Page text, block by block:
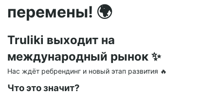
перемены! 🌍
Truliki выходит на
международный рынок ✨
Нас ждёт ребрендинг и новый этап развития 🔥
Что это значит?